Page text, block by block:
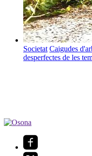
Societat Caigudes
desperfectes de les